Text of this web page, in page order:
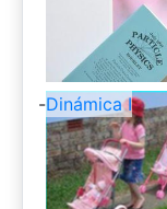
-Dinámica I